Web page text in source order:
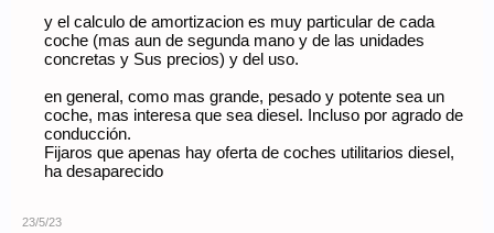
y el calculo de amortizacion es muy particular de cada
coche (mas aun de segunda mano y de las unidades
concretas y Sus precios) y del uso.
en general, como mas grande, pesado y potente sea un
coche, mas interesa que sea diesel. Incluso por agrado de
conducción.
Fijaros que apenas hay oferta de coches utilitarios diesel,
ha desaparecido
23/5/23